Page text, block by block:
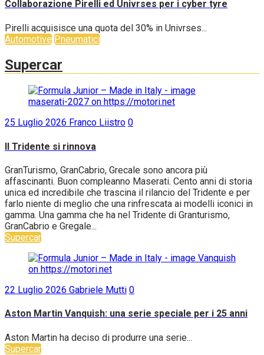
Collaborazione Pirelli ed Univrses per i cyber tyre
Pirelli acquisisce una quota del 30% in Univrses...
Automotive Pneumatici
Supercar
25 Luglio 2026 Franco Liistro 0
Il Tridente si rinnova
GranTurismo, GranCabrio, Grecale sono ancora più
affascinanti. Buon compleanno Maserati. Cento anni di storia
unica ed incredibile che trascina il rilancio del Tridente e per
farlo niente di meglio che una rinfrescata ai modelli iconici in
gamma. Una gamma che ha nel Tridente di Granturismo,
GranCabrio e Gregale...
Supercar
22 Luglio 2026 Gabriele Mutti 0
Aston Martin Vanquish: una serie speciale per i 25 anni
Aston Martin ha deciso di produrre una serie...
Supercar